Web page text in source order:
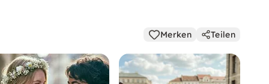
Merken Teilen